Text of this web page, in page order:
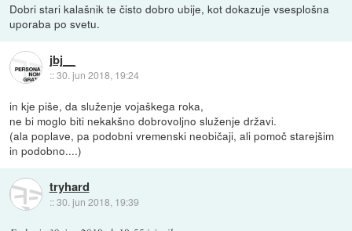
Dobri stari kalašnik te čisto dobro ubije, kot dokazuje vsesplošna
uporaba po svetu.
jbj__
::30. jun 2018, 19:24
in kje piše, da služenje vojaškega roka,
ne bi moglo biti nekakšno dobrovoljno služenje državi.
(ala poplave, pa podobni vremenski neobičaji, ali pomoč starejšim
in podobno....)
tryhard
::30. jun 2018, 19:39